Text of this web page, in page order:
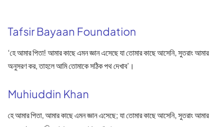
Tafsir Bayaan Foundation
‘হে আমার পিতা! আমার কাছে এমন জ্ঞান এসেছে যা তোমার কাছে আসেনি, সুতরাং আমার
অনুসরণ কর, তাহলে আমি তোমাকে সঠিক পথ দেখাব’।
Muhiuddin Khan
হে আমার পিতা, আমার কাছে এমন জ্ঞান এসেছে; যা তোমার কাছে আসেনি, সুতরাং আমার